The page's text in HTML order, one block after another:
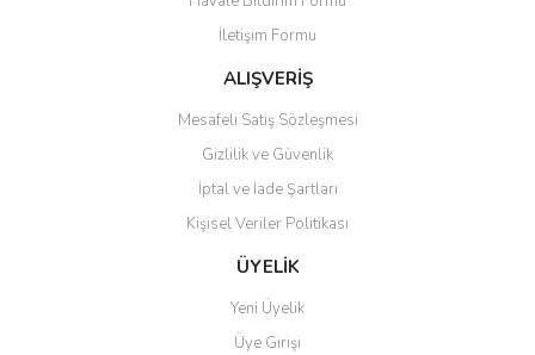
Ürün açıklamasında eksik bilgiler bulunuyor.
Ürün bilgilerinde hatalar bulunuyor.
Ürün fiyatı diğer sitelerden daha pahalı.
Gönder
İletişim Formu
ALIŞVERİŞ
Mesafeli Satış Sözleşmesi
Gizlilik ve Güvenlik
İptal ve İade Şartları
Kişisel Veriler Politikası
ÜYELİK
Yeni Üyelik
Üye Girişi